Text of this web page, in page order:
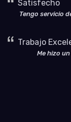
Satisfecho
Tengo servicio
Trabajo
Me hizo